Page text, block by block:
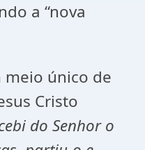
a “nova
meio único de
Cristo
do Senhor o